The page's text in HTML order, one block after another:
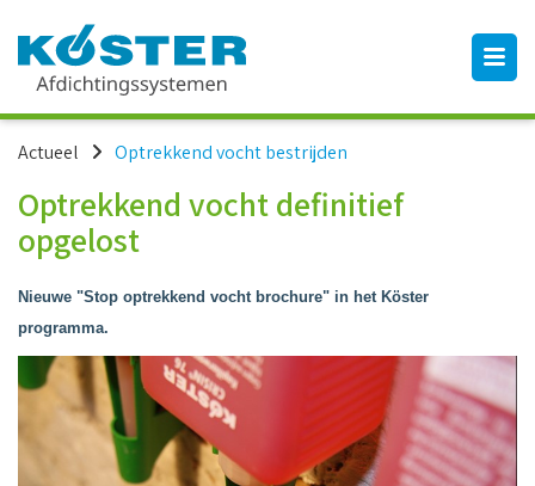
Actueel Optrekkend vocht bestrijden
Optrekkend vocht definitief
opgelost
Nieuwe "Stop optrekkend vocht brochure" in het Köster
programma.